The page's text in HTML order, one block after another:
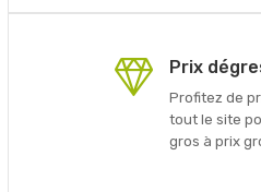
Prix
Profitez de
tout le site
gros à prix